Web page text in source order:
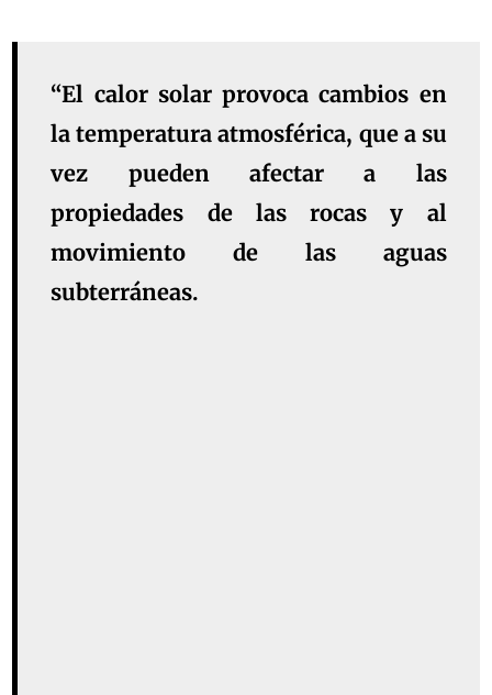
“El calor solar provoca cambios en
la temperatura atmosférica, que a su
vez pueden afectar a las
propiedades de las rocas y al
movimiento de las aguas
subterráneas.